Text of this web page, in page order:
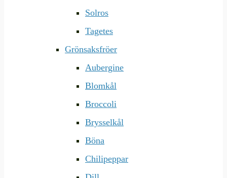
Solros
Tagetes
Grönsaksfröer
Aubergine
Blomkål
Broccoli
Brysselkål
Böna
Chilipeppar